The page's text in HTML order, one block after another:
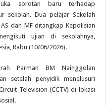
sorotan baru terhadap
sekolah. Dua pelajar Sekolah
dan MF ditangkap Kepolisian
ujian di sekolahnya,
Rabu (10/06/2026).
Parman BM Nainggolan
setelah penyidik menelusuri
Television (CCTV) di lokasi